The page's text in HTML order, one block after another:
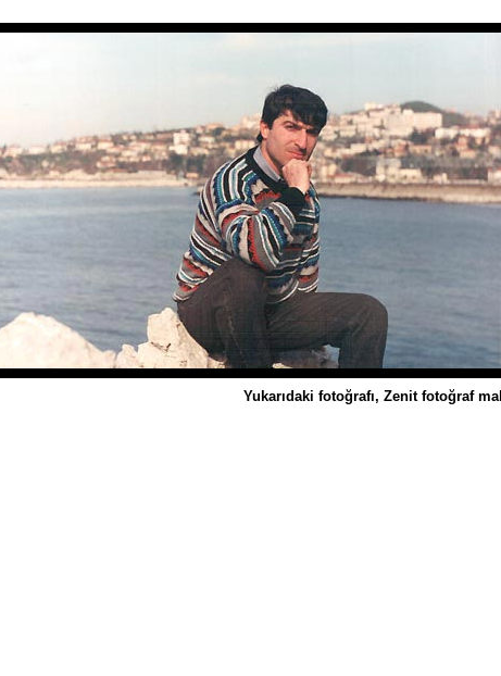
Yukarıdaki fotoğrafı, Zenit fotoğraf